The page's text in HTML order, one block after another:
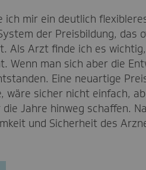
ich mir ein deutlich
der Preisbildung, das
Als Arzt finde ich es
Wenn man sich aber die
Eine neuartige
wäre sicher nicht einfach,
Jahre hinweg schaffen.
und Sicherheit des